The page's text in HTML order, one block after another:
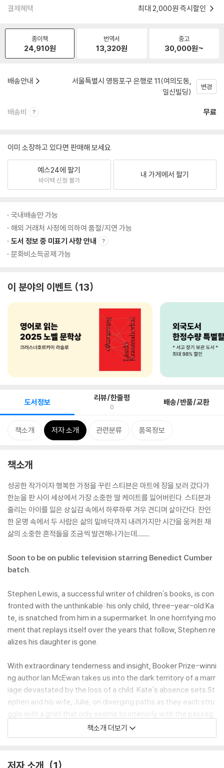
결제혜택 최대 2,000원 즉시할인
종이책
24,910원
번역서
13,320원
중고
30,000원~
배송안내
서울특별시 영등포구 은행로 11(여의도동,
일신빌딩)
변경
배송비 무료
이미 소장하고 있다면 판매해 보세요.
예스24에 팔기
바이백 신청 불가
내 가게에서 팔기
국내배송만 가능
해외 거래처 사정에 의하여 품절/지연 가능
도서 정보 중 미표기 사항 안내
문화비소득공제 가능
이 분야의 이벤트 13
도서정보 리뷰/한줄평
0 배송/반품/교환
책소개 저자 소개 관련분류 품목정보
책소개
성공한 작가이자 행복한 가정을 꾸린 스티븐은 마트에 장을 보러 갔다가
한눈을 판 사이 세상에서 가장 소중한 딸 케이트를 잃어버린다. 스티븐과
줄리는 아이를 잃은 상실감 속에서 하루하루 겨우 견디며 살아간다. 잔인
한 운명 속에서 두 사람은 삶의 밑바닥까지 내려가지만 시간을 움켜쥔 채
삶의 소중한 흔적들을 조금씩 발견해나가는데…….
Soon to be on public television starring Benedict Cumber
batch.
Stephen Lewis, a successful writer of children's books, is con
fronted with the unthinkable: his only child, three-year-old Ka
te, is snatched from him in a supermarket. In one horrifying mo
ment that replays itself over the years that follow, Stephen re
alizes his daughter is gone.
With extraordinary tenderness and insight, Booker Prize-winni
ng author Ian McEwan takes us into the dark territory of a marr
iage devastated by the loss of a child. Kate's absence sets St
ephen and his wife, Julie, on diverging paths as they each stru
ggle with a grief that only seems to intensify with the passag
e of time. Eloquent and passionate, the novel concludes in a tr
iumphant scene of love and hope that gives full rein to the aut
Child in Time is an astonishing novel by one of the finest writer
책소개 더보기
저자 소개 1